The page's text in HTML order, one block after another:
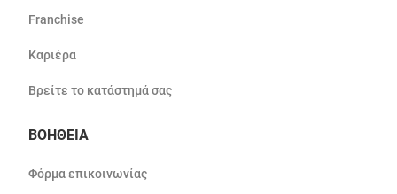
Franchise
Καριέρα
Βρείτε το κατάστημά σας
ΒΟΗΘΕΙΑ
Φόρμα επικοινωνίας